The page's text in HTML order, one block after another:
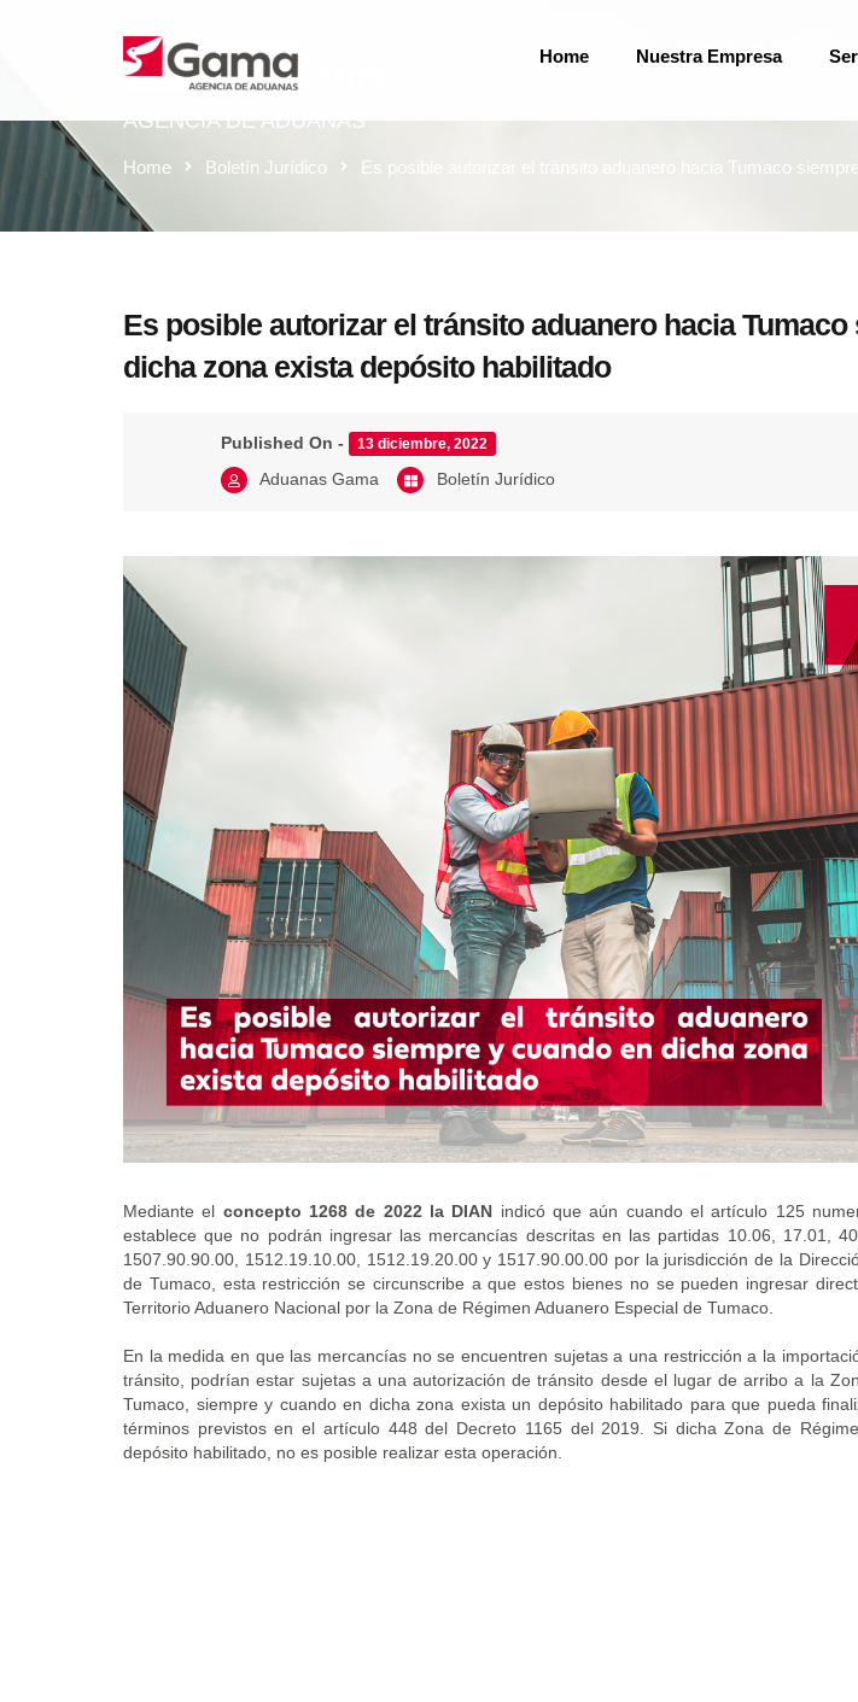
Home Nuestra Empresa
Aduanas Gama
AGENCIA DE ADUANAS
Home Boletín Jurídico Es posible autorizar el tránsito aduanero hacia Tumaco
Es posible autorizar el tránsito aduanero hacia
dicha zona exista depósito habilitado
Published On - 13 diciembre, 2022
Aduanas Gama Boletín Jurídico
Mediante el concepto 1268 de 2022 la DIAN indicó que aún cuando el artículo 125
establece que no podrán ingresar las mercancías descritas en las partidas 10.06, 17.01,
1507.90.90.00, 1512.19.10.00, 1512.19.20.00 y 1517.90.00.00 por la jurisdicción de la
de Tumaco, esta restricción se circunscribe a que estos bienes no se pueden ingresar
Territorio Aduanero Nacional por la Zona de Régimen Aduanero Especial de Tumaco.
En la medida en que las mercancías no se encuentren sujetas a una restricción a la
tránsito, podrían estar sujetas a una autorización de tránsito desde el lugar de arribo a la
Tumaco, siempre y cuando en dicha zona exista un depósito habilitado para que pueda
términos previstos en el artículo 448 del Decreto 1165 del 2019. Si dicha Zona de
depósito habilitado, no es posible realizar esta operación.